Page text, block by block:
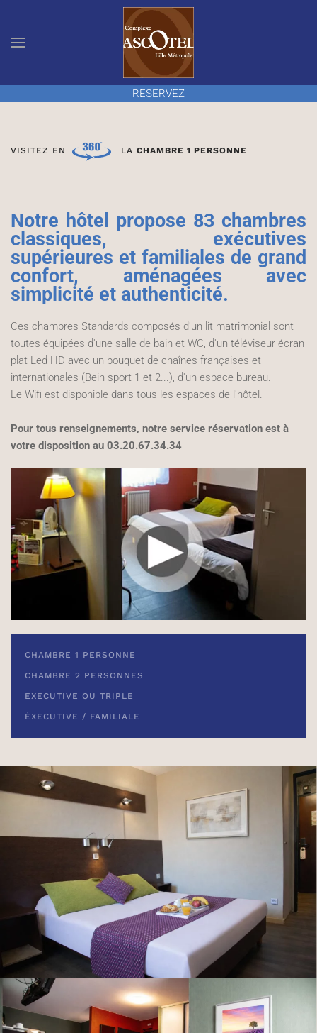
Accéder au contenu principal
RESERVEZ
VISITEZ EN LA CHAMBRE 1 PERSONNE
Notre hôtel propose 83 chambres
classiques, exécutives
supérieures et familiales de grand
confort, aménagées avec
simplicité et authenticité.
Ces chambres Standards composés d'un lit matrimonial sont
toutes équipées d'une salle de bain et WC, d'un téléviseur écran
plat Led HD avec un bouquet de chaînes françaises et
internationales (Bein sport 1 et 2...), d'un espace bureau.
Le Wifi est disponible dans tous les espaces de l'hôtel.
Pour tous renseignements, notre service réservation est à
votre disposition au 03.20.67.34.34
CHAMBRE 1 PERSONNE
CHAMBRE 2 PERSONNES
EXECUTIVE OU TRIPLE
ÉXECUTIVE / FAMILIALE